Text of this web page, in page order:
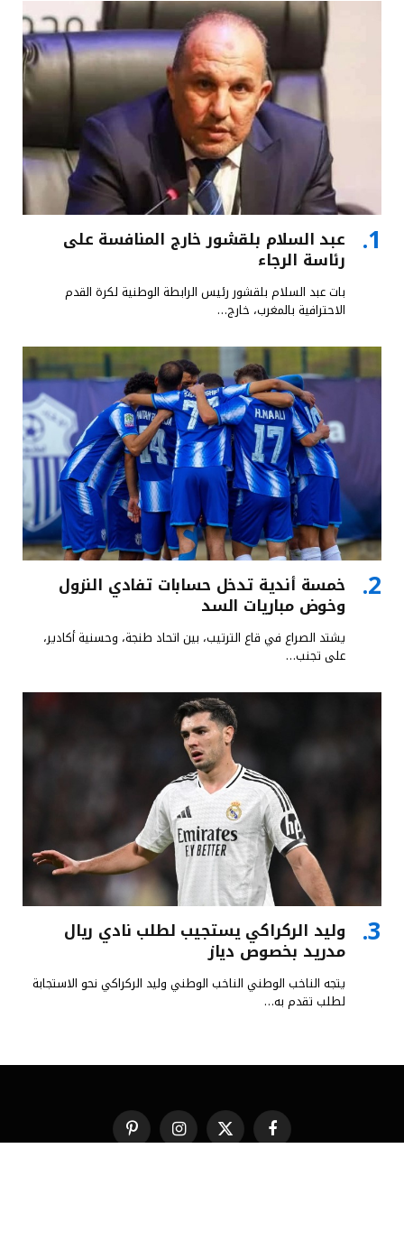
عبد السلام بلقشور خارج المنافسة على
رئاسة الرجاء
بات عبد السلام بلقشور رئيس الرابطة الوطنية لكرة القدم
الاحترافية بالمغرب، خارج…
خمسة أندية تدخل حسابات تفادي النزول
وخوض مباريات السد
يشتد الصراع في قاع الترتيب، بين اتحاد طنجة، وحسنية أكادير،
على تجنب…
وليد الركراكي يستجيب لطلب نادي ريال
مدريد بخصوص دياز
يتجه الناخب الوطني الناخب الوطني وليد الركراكي نحو الاستجابة
لطلب تقدم به…
فيسبوك X الانستغرامبينتيريست